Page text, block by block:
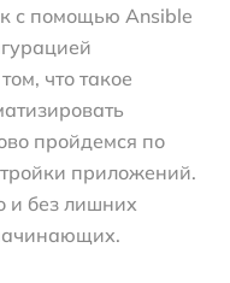
с помощью Ansible
что такое
пройдемся по
приложений.
и без лишних